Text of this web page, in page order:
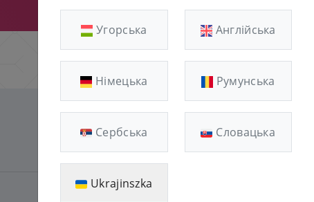
Угорська Англійська
Німецька Румунська
Сербська Словацька
Ukrajinszka
2022.09.01